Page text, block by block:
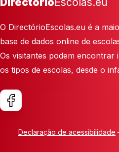
O DirectórioEscolas.eu é a
base de dados online de
Os visitantes podem
os tipos de escolas, desde o
Declaração de acessibilidade